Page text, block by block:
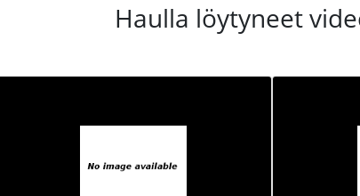
Haulla löytyneet